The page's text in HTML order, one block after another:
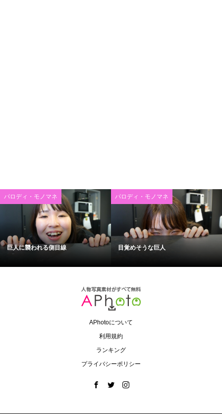
パロディ・モノマネ
巨人に襲われる側目線
パロディ・モノマネ
目覚めそうな巨人
APhotoについて
利用規約
ランキング
プライバシーポリシー